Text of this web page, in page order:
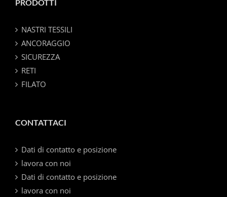
PRODOTTI
NASTRI TESSILI
ANCORAGGIO
SICUREZZA
RETI
FILATO
CONTATTACI
Dati di contatto e posizione
lavora con noi
Dati di contatto e posizione
lavora con noi